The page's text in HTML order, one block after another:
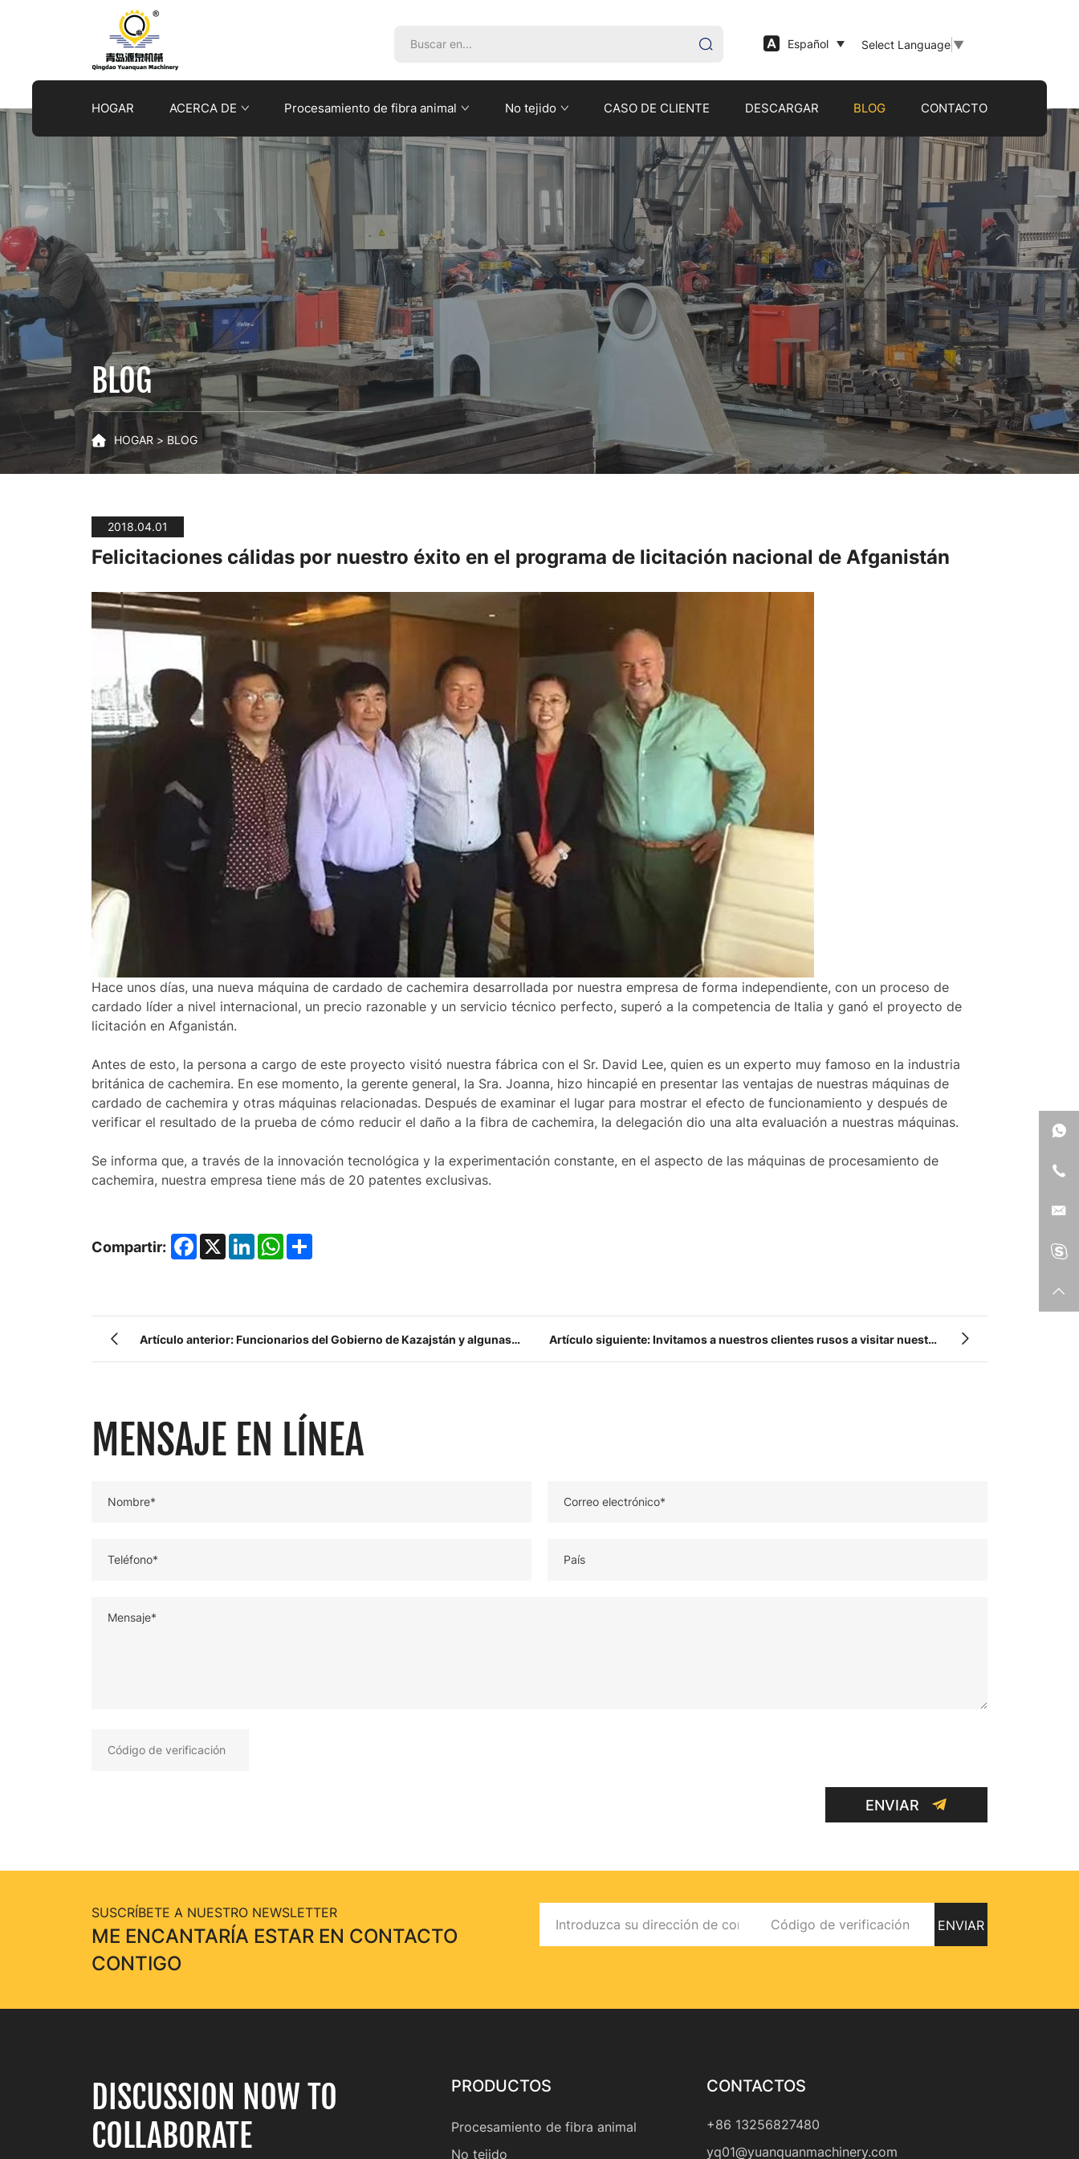
Español Select Language ▼
HOGAR ACERCA DE Procesamiento de fibra animal No tejido CASO DE CLIENTE DESCARGAR BLOG CONTACTO
Felicitaciones
cálidas
por
nuestro
éxito
en
el
programa
de
licitación
nacional
de
Afganistán
BLOG
HOGAR BLOG
2018.04.01
Felicitaciones cálidas por nuestro éxito en el programa de licitación nacional de Afganistán
Hace unos días, una nueva máquina de cardado de cachemira desarrollada por nuestra empresa de forma independiente, con un proceso de
cardado líder a nivel internacional, un precio razonable y un servicio técnico perfecto, superó a la competencia de Italia y ganó el proyecto de
licitación en Afganistán.
Antes de esto, la persona a cargo de este proyecto visitó nuestra fábrica con el Sr. David Lee, quien es un experto muy famoso en la industria
británica de cachemira. En ese momento, la gerente general, la Sra. Joanna, hizo hincapié en presentar las ventajas de nuestras máquinas de
cardado de cachemira y otras máquinas relacionadas. Después de examinar el lugar para mostrar el efecto de funcionamiento y después de
verificar el resultado de la prueba de cómo reducir el daño a la fibra de cachemira, la delegación dio una alta evaluación a nuestras máquinas.
Se informa que, a través de la innovación tecnológica y la experimentación constante, en el aspecto de las máquinas de procesamiento de
cachemira, nuestra empresa tiene más de 20 patentes exclusivas.
Compartir: Facebook
X LinkedInWhatsApp
Artículo anterior: Funcionarios del Gobierno de Kazajstán y algunas
Artículo siguiente: Invitamos a nuestros clientes rusos a visitar nuestra
MENSAJE EN LÍNEA
Nombre* Correo electrónico*
Teléfono* País
Mensaje*
ENVIAR
SUSCRÍBETE A NUESTRO NEWSLETTER
ME ENCANTARÍA ESTAR EN CONTACTO
CONTIGO
ENVIAR
DISCUSSION NOW TO
COLLABORATE
PRODUCTOS
Procesamiento de fibra animal
No tejido
CONTACTOS
+86 13256827480
yq01@yuanquanmachinery.com